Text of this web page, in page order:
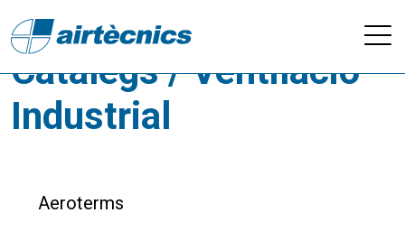
Descarregues -
Catàlegs / Ventilació
Industrial
Aeroterms